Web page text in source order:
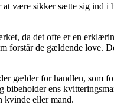
være sikker sætte sig ind
da det ofte er en
forstår de gældende love.
gælder for handlen, som
bibeholder ens
kvinde eller mand.